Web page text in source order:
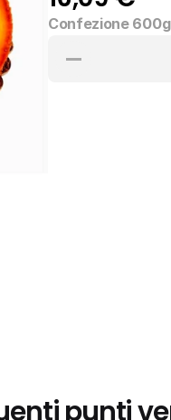
Confezione 600g
punti